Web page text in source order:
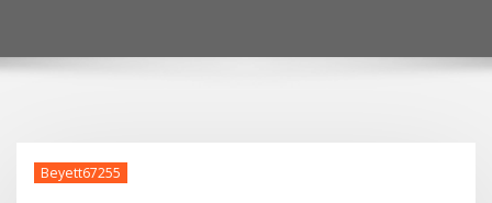
Beyett67255